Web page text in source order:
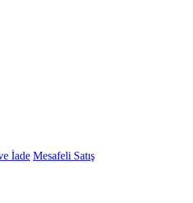
İade Mesafeli Satış